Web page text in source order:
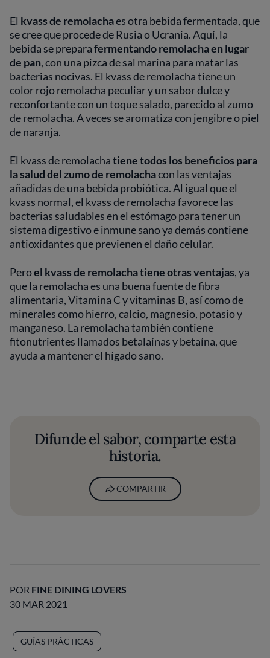
El kvass de remolachaes otra bebida fermentada, que
se cree que procede de Rusia o Ucrania. Aquí, la
bebida se preparafermentando remolacha en lugar
de pan, con una pizca de sal marina para matar las
bacterias nocivas. El kvass de remolacha tiene un
color rojo remolacha peculiar y un sabor dulce y
reconfortante con un toque salado, parecido al zumo
de remolacha. A veces se aromatiza con jengibre o piel
de naranja.
El kvass de remolachatiene todos los beneficios para
la salud del zumo de remolachacon las ventajas
añadidas de una bebida probiótica. Al igual que el
kvass normal, el kvass de remolacha favorece las
bacterias saludables en el estómago para tener un
sistema digestivo e inmune sano ya demás contiene
antioxidantes que previenen el daño celular.
Peroel kvass de remolacha tiene otras ventajas, ya
que la remolacha es una buena fuente de fibra
alimentaria, Vitamina C y vitaminas B, así como de
minerales como hierro, calcio, magnesio, potasio y
manganeso. La remolacha también contiene
fitonutrientes llamados betalaínas y betaína, que
ayuda a mantener el hígado sano.
Difunde el sabor, comparte esta
historia.
COMPARTIR
POR FINE DINING LOVERS
30 MAR 2021
GUÍAS PRÁCTICAS